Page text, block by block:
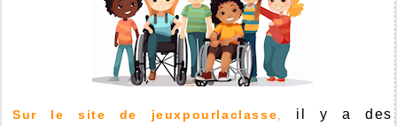
Sur le site de jeuxpourlaclasse,
il y a des